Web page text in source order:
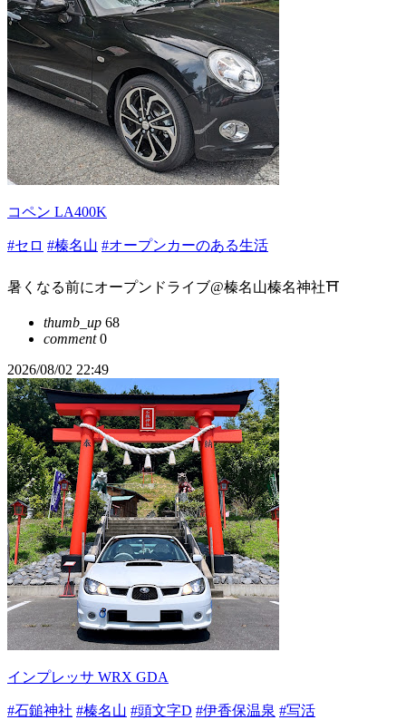
コペン LA400K
#セロ #榛名山 #オープンカーのある生活
暑くなる前にオープンドライブ@榛名山榛名神社⛩️
thumb_up 68
comment0
2026/08/02 22:49
インプレッサ WRX GDA
#石鎚神社 #榛名山 #頭文字D #伊香保温泉 #写活